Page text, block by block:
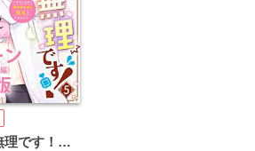
姫様、無理です！～今をときめく宰相補佐様と関係をもつなんて～ 【単行本第5巻収録描き下ろしRシーン（船上えっち編）単話版】